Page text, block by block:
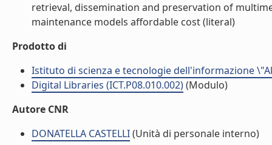
retrieval, dissemination and preservation of
maintenance models affordable cost (literal)
Prodotto di
Istituto di scienza e tecnologie dell'informazione
Digital Libraries (ICT.P08.010.002)(Modulo)
Autore CNR
DONATELLA CASTELLI(Unità di personale interno)